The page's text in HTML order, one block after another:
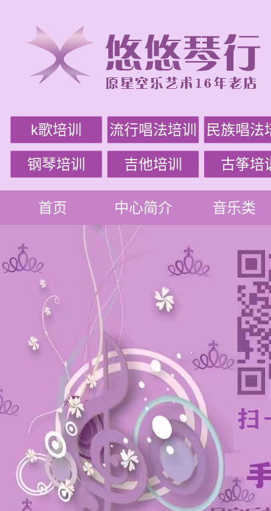
k歌培训 流行唱法培训 民族唱法
钢琴培训 吉他培训 古筝培
首页 中心简介 音乐类